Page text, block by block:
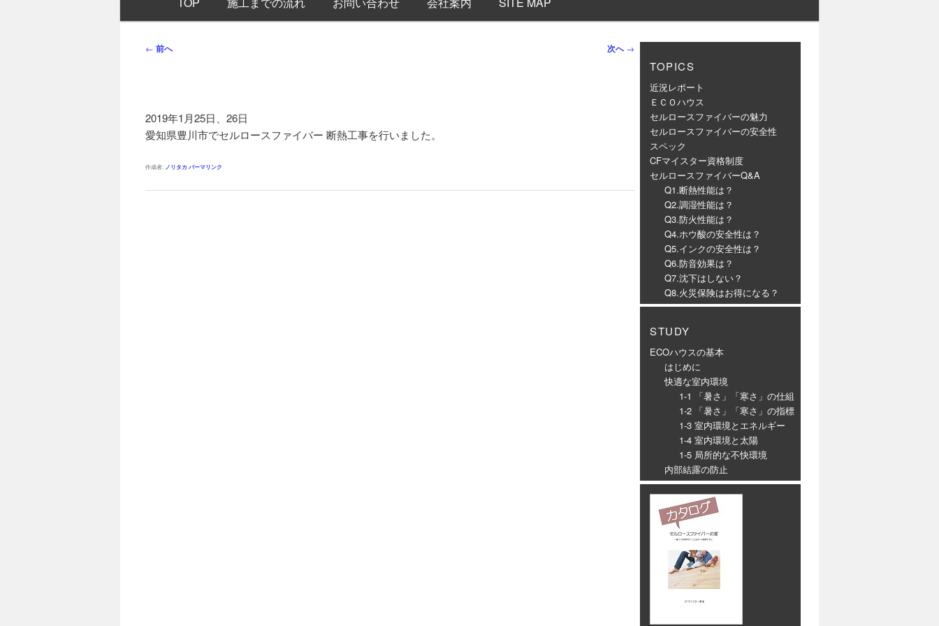
ン
投
ゲ
ー
ョ
← 前へ 次へ→
2019年1月25日、26日
愛知県豊川市でセルロースファイバー 断熱工事を行いました。
作成者: ノリタカ パーマリンク
TOPICS
近況レポート
ＥＣＯハウス
セルロースファイバーの魅力
セルロースファイバーの安全性
スペック
CFマイスター資格制度
セルロースファイバーQ&A
Q1.断熱性能は？
Q2.調湿性能は？
Q3.防火性能は？
Q4.ホウ酸の安全性は？
Q5.インクの安全性は？
Q6.防音効果は？
Q7.沈下はしない？
Q8.火災保険はお得になる？
STUDY
ECOハウスの基本
はじめに
快適な室内環境
1-1 「暑さ」「寒さ」の仕組
1-2 「暑さ」「寒さ」の指標
1-3 室内環境とエネルギー
1-4 室内環境と太陽
1-5 局所的な不快環境
内部結露の防止